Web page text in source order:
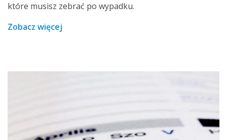
które musisz zebrać po wypadku.
Zobacz więcej